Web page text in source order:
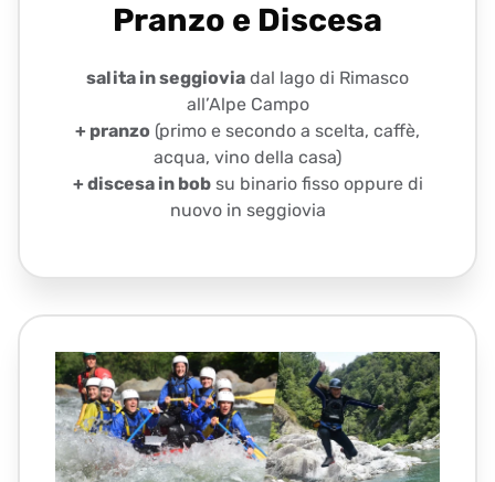
Pranzo e Discesa
salita in seggiovia dal lago di Rimasco
all’Alpe Campo
+ pranzo (primo e secondo a scelta, caffè,
acqua, vino della casa)
+ discesa in bobsu binario fisso oppure di
nuovo in seggiovia